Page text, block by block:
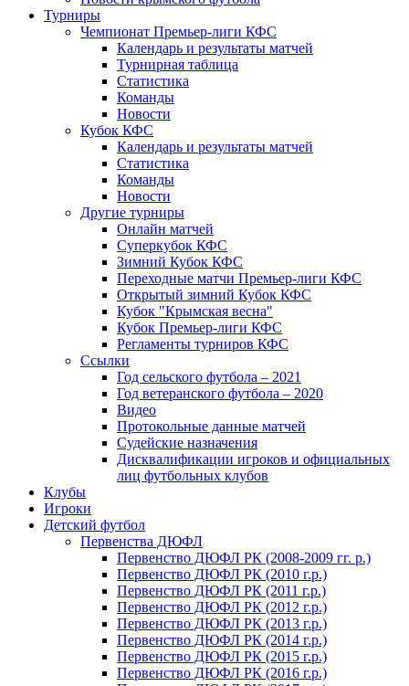
Турниры
Чемпионат Премьер-лиги КФС
Календарь и результаты матчей
Турнирная таблица
Статистика
Команды
Новости
Кубок КФС
Календарь и результаты матчей
Статистика
Команды
Новости
Другие турниры
Онлайн матчей
Суперкубок КФС
Зимний Кубок КФС
Переходные матчи Премьер-лиги КФС
Открытый зимний Кубок КФС
Кубок "Крымская весна"
Кубок Премьер-лиги КФС
Регламенты турниров КФС
Ссылки
Год сельского футбола – 2021
Год ветеранского футбола – 2020
Видео
Протокольные данные матчей
Судейские назначения
Дисквалификации игроков и официальных
лиц футбольных клубов
Клубы
Игроки
Детский футбол
Первенства ДЮФЛ
Первенство ДЮФЛ РК (2008-2009 гг. р.)
Первенство ДЮФЛ РК (2010 г.р.)
Первенство ДЮФЛ РК (2011 г.р.)
Первенство ДЮФЛ РК (2012 г.р.)
Первенство ДЮФЛ РК (2013 г.р.)
Первенство ДЮФЛ РК (2014 г.р.)
Первенство ДЮФЛ РК (2015 г.р.)
Первенство ДЮФЛ РК (2016 г.р.)